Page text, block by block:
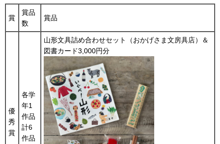
賞
賞品
数
賞品
優
秀
賞
各学
年1
作品
計6
作品
山形文具詰め合わせセット（おかげさま文房具店）＆
図書カード3,000円分